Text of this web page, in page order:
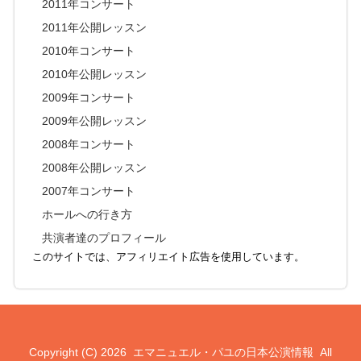
2011年コンサート
2011年公開レッスン
2010年コンサート
2010年公開レッスン
2009年コンサート
2009年公開レッスン
2008年コンサート
2008年公開レッスン
2007年コンサート
ホールへの行き方
共演者達のプロフィール
このサイトでは、アフィリエイト広告を使用しています。
Copyright (C) 2026 エマニュエル・パユの日本公演情報 All